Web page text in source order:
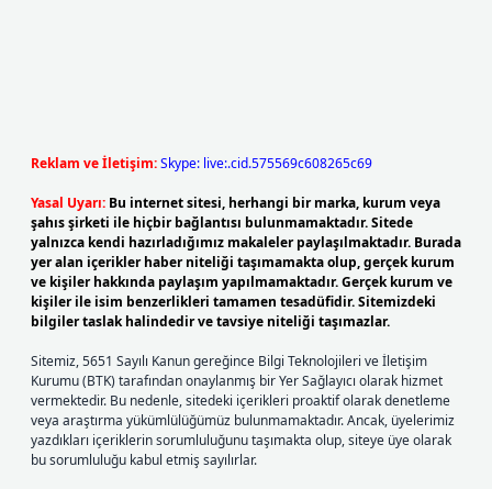
Reklam ve İletişim:Skype: live:.cid.575569c608265c69
Yasal Uyarı: Bu internet sitesi, herhangi bir marka, kurum veya
şahıs şirketi ile hiçbir bağlantısı bulunmamaktadır. Sitede
yalnızca kendi hazırladığımız makaleler paylaşılmaktadır. Burada
yer alan içerikler haber niteliği taşımamakta olup, gerçek kurum
ve kişiler hakkında paylaşım yapılmamaktadır. Gerçek kurum ve
kişiler ile isim benzerlikleri tamamen tesadüfidir. Sitemizdeki
bilgiler taslak halindedir ve tavsiye niteliği taşımazlar.
Sitemiz, 5651 Sayılı Kanun gereğince Bilgi Teknolojileri ve İletişim
Kurumu (BTK) tarafından onaylanmış bir Yer Sağlayıcı olarak hizmet
vermektedir. Bu nedenle, sitedeki içerikleri proaktif olarak denetleme
veya araştırma yükümlülüğümüz bulunmamaktadır. Ancak, üyelerimiz
yazdıkları içeriklerin sorumluluğunu taşımakta olup, siteye üye olarak
bu sorumluluğu kabul etmiş sayılırlar.